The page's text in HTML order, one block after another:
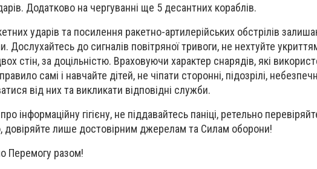
Додатково на чергуванні ще 5 десантних кораблів.
ударів та посилення ракетно-артилерійських обстрілів
Дослухайтесь до сигналів повітряної тривоги, не нехтуйте
стін, за доцільністю. Враховуючи характер снарядів, які
самі і навчайте дітей, не чіпати сторонні, підозрілі,
від них та викликати відповідні служби.
інформаційну гігієну, не піддавайтесь паніці, ретельно
довіряйте лише достовірним джерелам та Силам оборони!
Перемогу разом!